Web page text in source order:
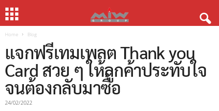
Home Blog
แจกฟรีเทมเพลต Thank you
Card สวย ๆ ให้ลูกค้าประทับใจ
จนต้องกลับมาซื้อ
24/02/2022